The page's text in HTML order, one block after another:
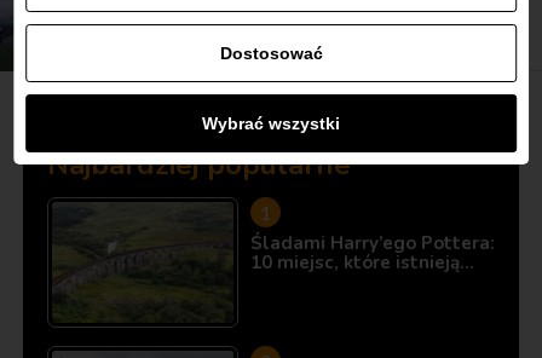
[KTUALIZACJA]
Najbardziej popularne
Śladami Harry’ego Pottera:
10 miejsc, które istnieją…
Dostosować
Wybrać wszystki